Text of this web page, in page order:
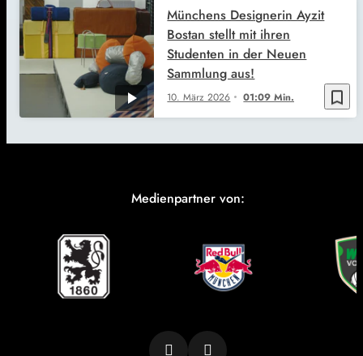
bookmark_border
10. März 2026 01:09 Min.
Münchens Designerin Ayzit
Bostan stellt mit ihren
Studenten in der Neuen
Sammlung aus!
Medienpartner von: